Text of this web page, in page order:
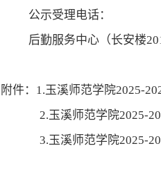
公示受理电话：
后勤服务中心（长安楼
附件： 1.玉溪师范学院2025-
2.玉溪师范学院2025-
3.玉溪师范学院2025-